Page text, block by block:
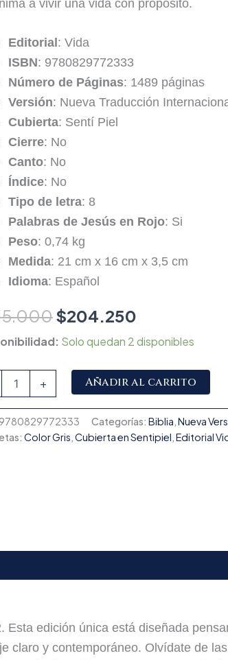
a vivir una vida con propósito.
Editorial: Vida
ISBN: 9780829772333
Número de Páginas: 1489 páginas
Versión: Nueva Traducción
Cubierta: Sentí Piel
Cierre: No
Canto: No
Índice: No
Tipo de letra: 8
Palabras de Jesús en Rojo: Si
Peso: 0,74 kg
Medida: 21 cm x 16 cm x 3,5 cm
Idioma: Español
$204.250
Solo quedan 2 disponibles
+ Añadir al carrito
9780829772333 Categorías: Biblia,Nueva
Color Gris,Cubierta en Sentipiel,Editorial
Esta edición única está diseñada
claro y contemporáneo. Olvídate de